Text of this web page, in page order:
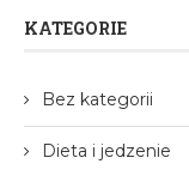
KATEGORIE
Bez kategorii
Dieta i jedzenie